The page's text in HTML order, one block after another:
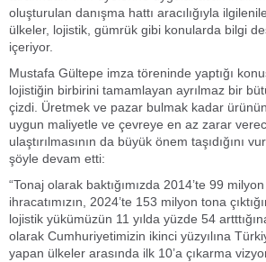
oluşturulan danışma hattı aracılığıyla
ülkeler, lojistik, gümrük gibi konularda bilgi
içeriyor.
Mustafa Gültepe imza töreninde yaptığı
lojistiğin birbirini tamamlayan ayrılmaz bir
çizdi. Üretmek ve pazar bulmak kadar ürünün
uygun maliyetle ve çevreye en az zarar
ulaştırılmasının da büyük önem taşıdığını
şöyle devam etti:
“Tonaj olarak baktığımızda 2014’te 99
ihracatımızın, 2024’te 153 milyon tona
lojistik yükümüzün 11 yılda yüzde 54
olarak Cumhuriyetimizin ikinci yüzyılına
yapan ülkeler arasında ilk 10’a çıkarma